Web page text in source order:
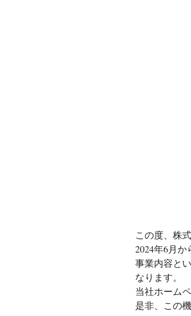
この度、株
2024年6月
事業内容と
なります。
当社ホーム
是非、この